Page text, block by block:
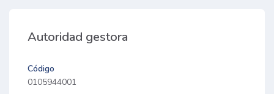
Autoridad gestora
Código
0105944001